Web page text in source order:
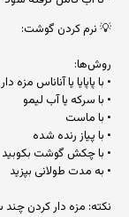
💡 نرم کردن گوشت:
روش‌ها:
• با پاپایا یا آناناس مزه
• با سرکه یا آب لیمو
• با ماست
• با پیاز رنده شده
• با چکش گوشت بکوبید
• به مدت طولانی بپزید
نکته: مزه دار کردن